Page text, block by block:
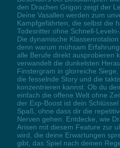
den Drachen Grigori zeigt der
Deine Vasallen werden zum
Kampfgefährten, die selbst die
Todesritter ohne Schnell-
Die dynamische
denn warum mühsam
alle Berufe direkt ausprobieren
verwandelt die dunkelsten
Finstergram in glorreiche
die fesselnde Story und die
konzentrieren kannst. Ob du
einfach die offene Welt ohne
der Exp-Boost ist dein
Spaß, ohne dass dir die
Nerven gehen. Entdecke, wie
Arisen mit diesem Feature zur
wird, die deine Erwartungen
gibt, das Spiel nach deinen